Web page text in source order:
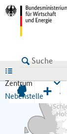
Zentrum
Nebenstelle+